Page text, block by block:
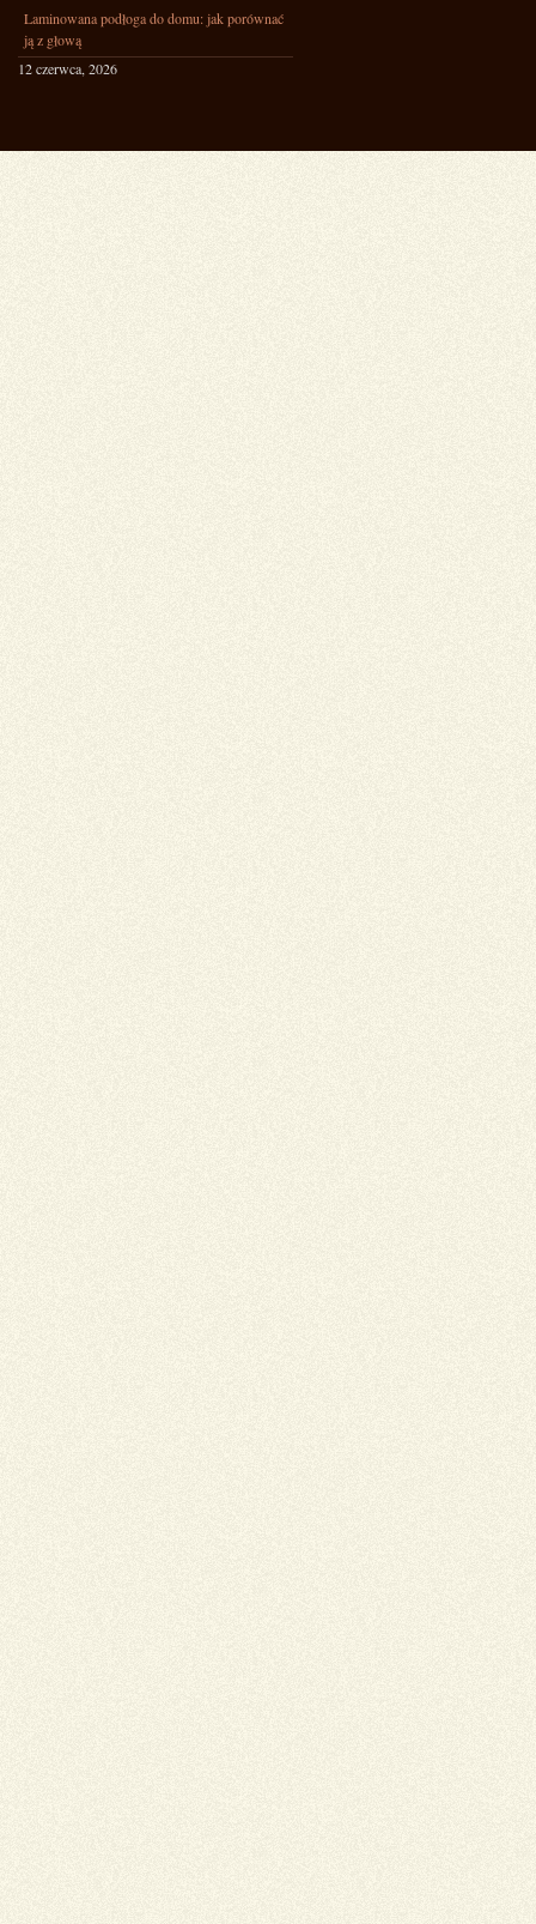
Laminowana podłoga do domu: jak porównać
ją z głową
12 czerwca, 2026